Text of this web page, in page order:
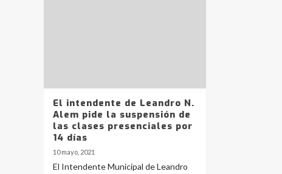
El intendente de Leandro N.
Alem pide la suspensión de
las clases presenciales por
14 días
10 mayo, 2021
El Intendente Municipal de Leandro